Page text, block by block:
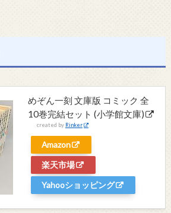
めぞん一刻 文庫版 コミック 全
10巻完結セット (小学館文庫)
created by Rinker
Amazon
楽天市場
Yahooショッピング